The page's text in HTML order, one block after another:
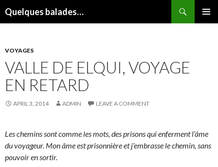
Quelques balades…
VOYAGES
VALLE DE ELQUI, VOYAGE
EN RETARD
APRIL 3, 2014 ADMIN LEAVE A COMMENT
Les chemins sont comme les mots, des prisons qui enferment l’âme
du voyageur. Mon âme est prisonnière et j’embrasse le chemin, sans
pouvoir en sortir.